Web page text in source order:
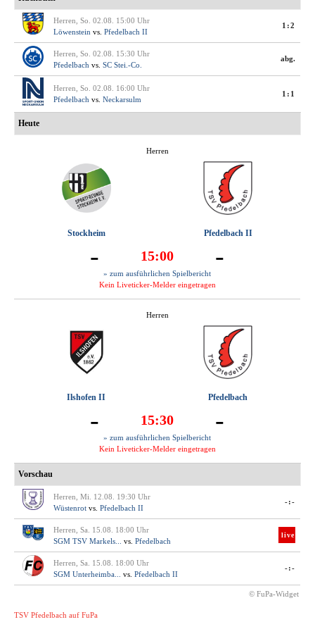
Herren, So. 02.08. 15:00 Uhr
Löwenstein vs. Pfedelbach II
1:2
Herren, So. 02.08. 15:30 Uhr
Pfedelbach vs. SC Stei.-Co.
abg.
Herren, So. 02.08. 16:00 Uhr
Pfedelbach vs. Neckarsulm
1:1
Heute
Herren
Stockheim Pfedelbach II
- 15:00 -
» zum ausführlichen Spielbericht
Kein Liveticker-Melder eingetragen
Herren
Ilshofen II Pfedelbach
- 15:30 -
» zum ausführlichen Spielbericht
Kein Liveticker-Melder eingetragen
Vorschau
Herren, Mi. 12.08. 19:30 Uhr
Wüstenrot vs. Pfedelbach II
-:-
Herren, Sa. 15.08. 18:00 Uhr
SGM TSV Markels...
vs. Pfedelbach
live
Herren, Sa. 15.08. 18:00 Uhr
SGM Unterheimba...
vs. Pfedelbach II
-:-
© FuPa-Widget
TSV Pfedelbach auf FuPa